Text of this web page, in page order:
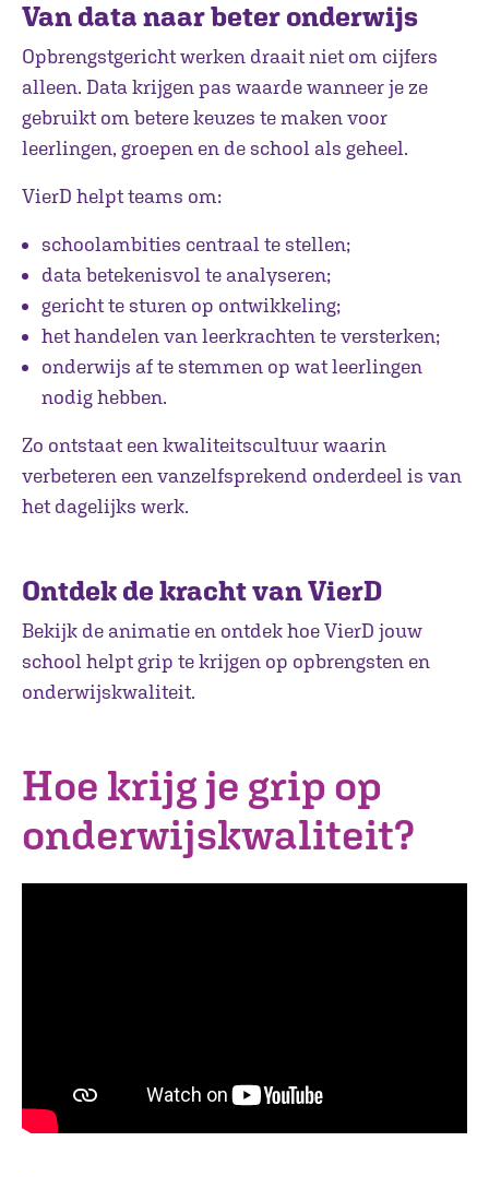
Van data naar beter onderwijs
Opbrengstgericht werken draait niet om cijfers
alleen. Data krijgen pas waarde wanneer je ze
gebruikt om betere keuzes te maken voor
leerlingen, groepen en de school als geheel.
VierD helpt teams om:
schoolambities centraal te stellen;
data betekenisvol te analyseren;
gericht te sturen op ontwikkeling;
het handelen van leerkrachten te versterken;
onderwijs af te stemmen op wat leerlingen
nodig hebben.
Zo ontstaat een kwaliteitscultuur waarin
verbeteren een vanzelfsprekend onderdeel is van
het dagelijks werk.
Ontdek de kracht van VierD
Bekijk de animatie en ontdek hoe VierD jouw
school helpt grip te krijgen op opbrengsten en
onderwijskwaliteit.
Hoe krijg je grip op
onderwijskwaliteit?